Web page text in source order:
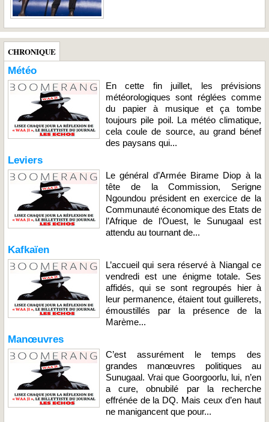
CHRONIQUE
Météo
En cette fin juillet, les prévisions
météorologiques sont réglées comme
du papier à musique et ça tombe
toujours pile poil. La météo climatique,
cela coule de source, au grand bénef
des paysans qui...
Leviers
Le général d’Armée Birame Diop à la
tête de la Commission, Serigne
Ngoundou président en exercice de la
Communauté économique des Etats de
l’Afrique de l’Ouest, le Sunugaal est
attendu au tournant de...
Kafkaïen
L’accueil qui sera réservé à Niangal ce
vendredi est une énigme totale. Ses
affidés, qui se sont regroupés hier à
leur permanence, étaient tout guillerets,
émoustillés par la présence de la
Marème...
Manœuvres
C’est assurément le temps des
grandes manœuvres politiques au
Sunugaal. Vrai que Goorgoorlu, lui, n’en
a cure, obnubilé par la recherche
effrénée de la DQ. Mais ceux d’en haut
ne manigancent que pour...